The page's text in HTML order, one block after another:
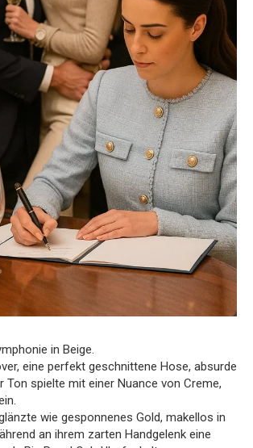
in Beige.
eine perfekt geschnittene Hose, absurde
Ton spielte mit einer Nuance von Creme,
wie gesponnenes Gold, makellos in
an ihrem zarten Handgelenk eine